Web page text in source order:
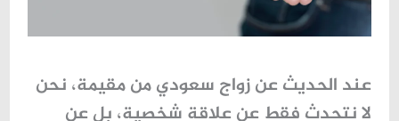
عند الحديث عنزواج سعودي من مقيمة، نحن
لا نتحدث فقط عن علاقة شخصية، بل عن